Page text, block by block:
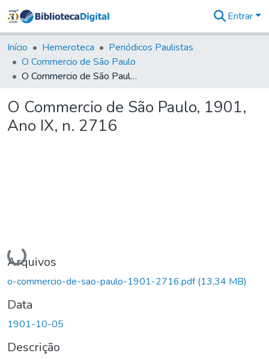
&
Coleções
Tudo na
Biblioteca
Estatísticas
Entrar
Início Hemeroteca
Periódicos Paulistas
O Commercio de São Paulo
O Commercio de São Paulo, 1901, Ano IX, n. 2716
O Commercio de São Paulo, 1901,
Ano IX, n. 2716
Carregando...
Arquivos
o-commercio-de-sao-paulo-1901-2716.pdf(13,34 MB)
Data
1901-10-05
Descrição